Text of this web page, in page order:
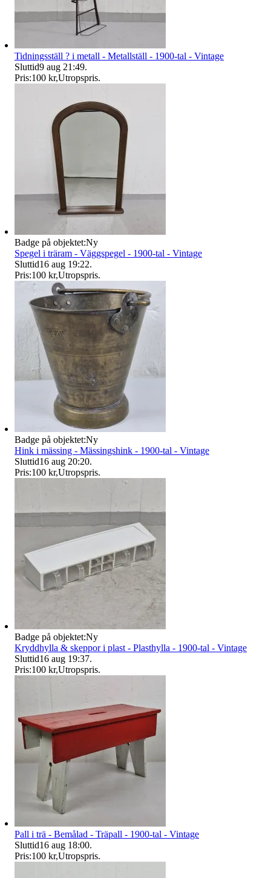
Tidningsställ ? i metall - Metallställ - 1900-tal - Vintage
Sluttid9 aug 21:49.
Pris:100 kr,Utropspris.
Badge på objektet:Ny
Spegel i träram - Väggspegel - 1900-tal - Vintage
Sluttid16 aug 19:22.
Pris:100 kr,Utropspris.
Badge på objektet:Ny
Hink i mässing - Mässingshink - 1900-tal - Vintage
Sluttid16 aug 20:20.
Pris:100 kr,Utropspris.
Badge på objektet:Ny
Kryddhylla & skeppor i plast - Plasthylla - 1900-tal - Vintage
Sluttid16 aug 19:37.
Pris:100 kr,Utropspris.
Pall i trä - Bemålad - Träpall - 1900-tal - Vintage
Sluttid16 aug 18:00.
Pris:100 kr,Utropspris.